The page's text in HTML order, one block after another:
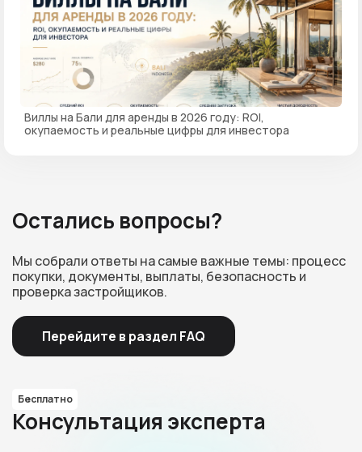
Виллы на Бали для аренды в 2026 году: ROI,
окупаемость и реальные цифры для инвестора
Остались вопросы?
Мы собрали ответы на самые важные темы: процесс
покупки, документы, выплаты, безопасность и
проверка застройщиков.
Перейдите в раздел FAQ
Бесплатно
Консультация эксперта